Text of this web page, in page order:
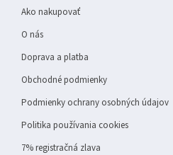
Ako nakupovať
O nás
Doprava a platba
Obchodné podmienky
Podmienky ochrany osobných údajov
Politika používania cookies
7% registračná zlava